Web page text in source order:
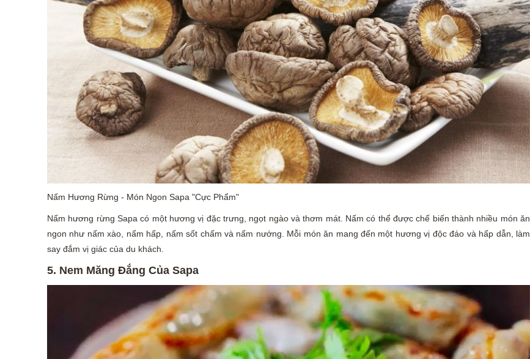
Nấm Hương Rừng - Món Ngon Sapa "Cực Phẩm"
Nấm hương rừng Sapa có một hương vị đặc trưng, ngọt ngào và thơm mát. Nấm có thể được chế biến thành nhiều món ăn
ngon như nấm xào, nấm hấp, nấm sốt chấm và nấm nướng. Mỗi món ăn mang đến một hương vị độc đáo và hấp dẫn, làm
say đắm vị giác của du khách.
5. Nem Măng Đắng Của Sapa